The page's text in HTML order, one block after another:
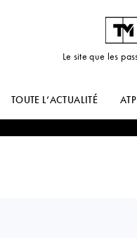
Le site que les
TOUTE L’ACTUALITÉ ATP